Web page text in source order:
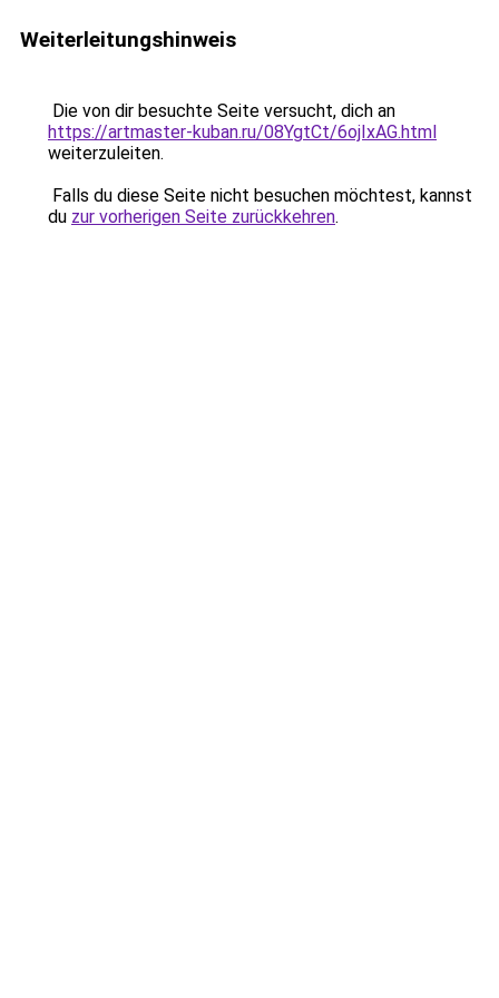
Weiterleitungshinweis
Die von dir besuchte Seite versucht, dich an
https://artmaster-kuban.ru/08YgtCt/6ojIxAG.html
weiterzuleiten.
Falls du diese Seite nicht besuchen möchtest, kannst
du zur vorherigen Seite zurückkehren.